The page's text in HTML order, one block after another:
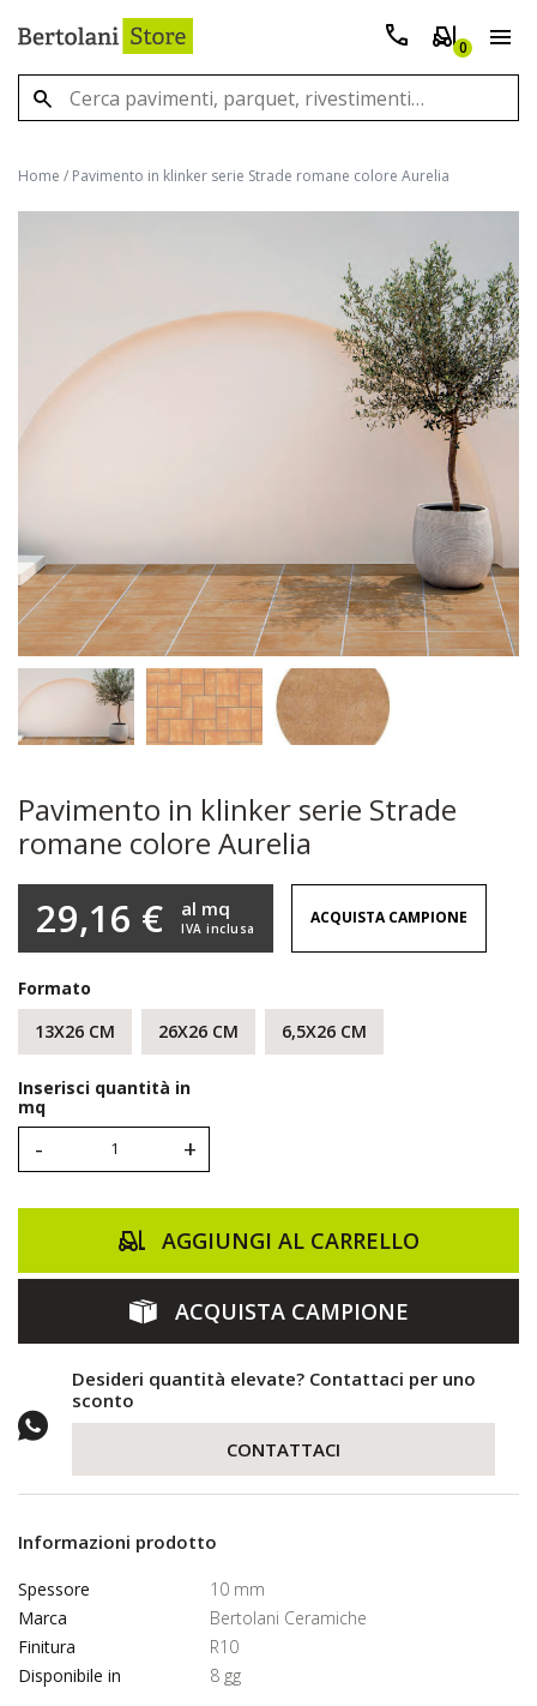
0
Home / Pavimento in klinker serie Strade romane colore Aurelia
Pavimento in klinker serie Strade
romane colore Aurelia
29,16 € IVA inclusa
al mq ACQUISTA CAMPIONE
Formato
13X26 CM
26X26 CM 6,5X26 CM
Inserisci quantità in
mq
- +
AGGIUNGI AL CARRELLO
ACQUISTA CAMPIONE
Desideri quantità elevate? Contattaci per uno
sconto
CONTATTACI
Informazioni prodotto
Spessore
10 mm
Marca
Bertolani Ceramiche
Finitura
R10
Disponibile in
8 gg